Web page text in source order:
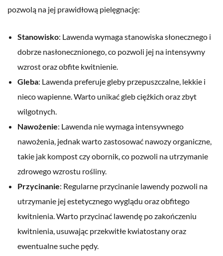
pozwolą na jej prawidłową pielęgnację:
Stanowisko: Lawenda wymaga stanowiska słonecznego i
dobrze nasłonecznionego, co pozwoli jej na intensywny
wzrost oraz obfite kwitnienie.
Gleba: Lawenda preferuje gleby przepuszczalne, lekkie i
nieco wapienne. Warto unikać gleb ciężkich oraz zbyt
wilgotnych.
Nawożenie: Lawenda nie wymaga intensywnego
nawożenia, jednak warto zastosować nawozy organiczne,
takie jak kompost czy obornik, co pozwoli na utrzymanie
zdrowego wzrostu rośliny.
Przycinanie: Regularne przycinanie lawendy pozwoli na
utrzymanie jej estetycznego wyglądu oraz obfitego
kwitnienia. Warto przycinać lawendę po zakończeniu
kwitnienia, usuwając przekwitłe kwiatostany oraz
ewentualne suche pędy.